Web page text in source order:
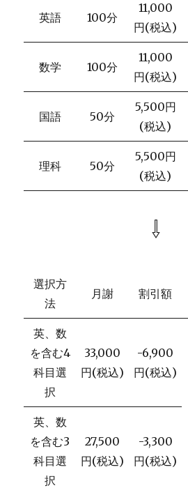
英語 100分
11,000
円(税込)
数学 100分
11,000
円(税込)
国語 50分
5,500円
(税込)
理科 50分
5,500円
(税込)
⇩
選択方
法
月謝 割引額
英、数
を含む4
科目選
択
33,000
円(税込)
-6,900
円(税込)
英、数
を含む3
科目選
択
27,500
円(税込)
-3,300
円(税込)